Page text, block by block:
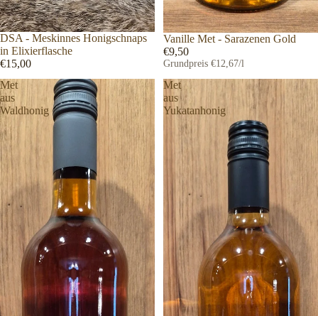
DSA - Meskinnes Honigschnaps
in Elixierflasche
€15,00
Vanille Met - Sarazenen Gold
€9,50
Grundpreis €12,67/l
Met
aus
Waldhonig
Met
aus
Yukatanhonig